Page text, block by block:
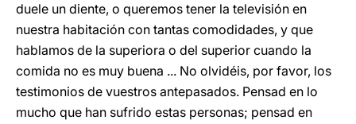
duele un diente, o queremos tener la televisión en
nuestra habitación con tantas comodidades, y que
hablamos de la superiora o del superior cuando la
comida no es muy buena ... No olvidéis, por favor, los
testimonios de vuestros antepasados. Pensad en lo
mucho que han sufrido estas personas; pensad en